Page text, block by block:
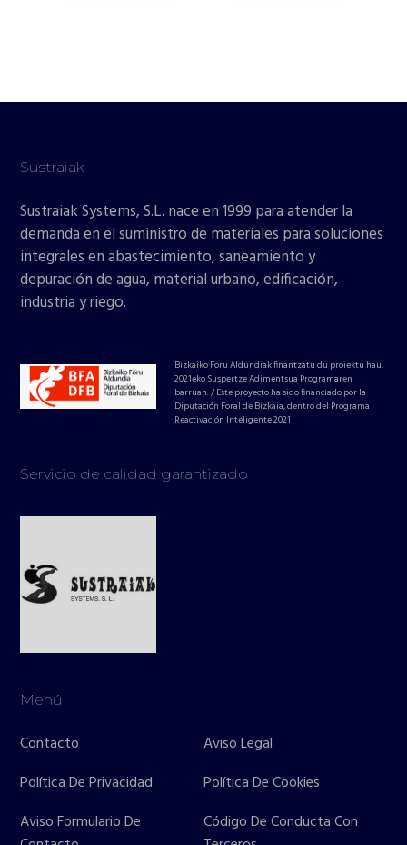
Sustraiak
Sustraiak Systems, S.L. nace en 1999 para atender la
demanda en el suministro de materiales para soluciones
integrales en abastecimiento, saneamiento y
depuración de agua, material urbano, edificación,
industria y riego.
Bizkaiko Foru Aldundiak finantzatu du proiektu hau,
2021eko Suspertze Adimentsua Programaren
barruan. / Este proyecto ha sido financiado por la
Diputación Foral de Bizkaia, dentro del Programa
Reactivación Inteligente 2021
Servicio de calidad garantizado
Menú
Contacto
Aviso Legal
Política De Privacidad
Política De Cookies
Aviso Formulario De
Código De Conducta Con